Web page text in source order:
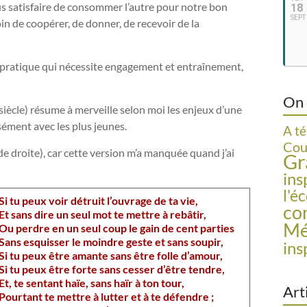
satisfaire de consommer l’autre pour notre bon
de coopérer, de donner, de recevoir de la
qui nécessite engagement et entraînement,
résume à merveille selon moi les enjeux d’une
avec les plus jeunes.
car cette version m’a manquée quand j’ai
tu peux voir détruit l’ouvrage de ta vie,
sans dire un seul mot te mettre à rebâtir,
perdre en un seul coup le gain de cent parties
esquisser le moindre geste et sans soupir,
tu peux être amante sans être folle d’amour,
tu peux être forte sans cesser d’être tendre,
te sentant haïe, sans haïr à ton tour,
te mettre à lutter et à te défendre ;
18
SEPT
On
A